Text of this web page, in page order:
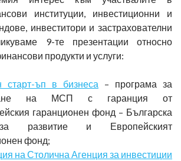
институции, инвестиционни и
инвеститори и застрахователни
9-те презентации относно
продукти и услуги:
старт-ъп в бизнеса – програма за
на МСП с гаранция от
гаранционен фонд – Българска
развитие и Европейският
фонд;
на Столична Агенция за инвестиции